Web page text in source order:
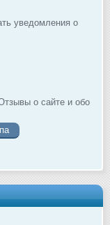
уведомления о
о сайте и обо